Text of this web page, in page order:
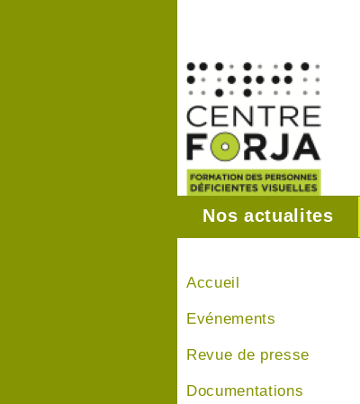
Nos actualites
Accueil
Evénements
Revue de presse
Documentations